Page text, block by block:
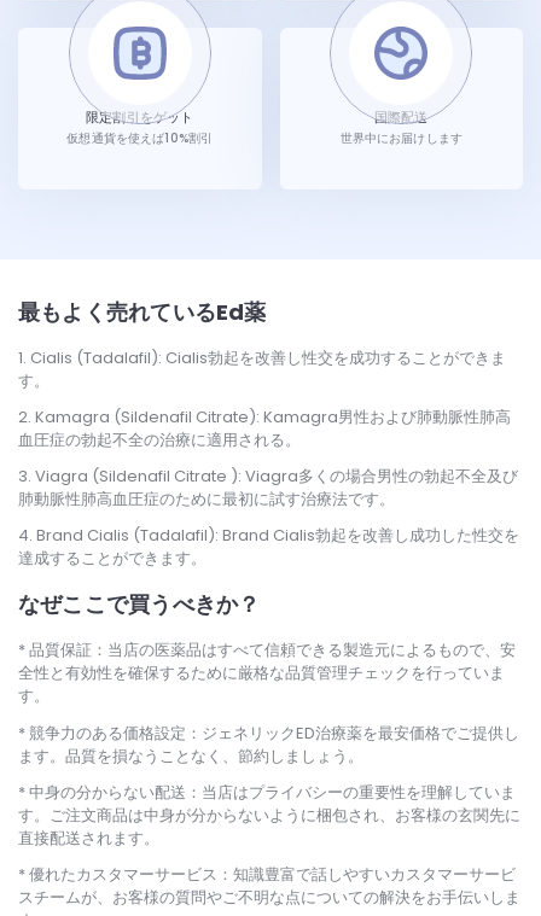
限定割引をゲット
仮想通貨を使えば10%割引
国際配送
世界中にお届けします
最もよく売れているEd薬
Cialis (Tadalafil): Cialis勃起を改善し性交を成功することができま
す。
Kamagra (Sildenafil Citrate): Kamagra男性および肺動脈性肺高
血圧症の勃起不全の治療に適用される。
Viagra (Sildenafil Citrate ): Viagra多くの場合男性の勃起不全及び
肺動脈性肺高血圧症のために最初に試す治療法です。
Brand Cialis (Tadalafil): Brand Cialis勃起を改善し成功した性交を
達成することができます。
なぜここで買うべきか？
品質保証：当店の医薬品はすべて信頼できる製造元によるもので、安
全性と有効性を確保するために厳格な品質管理チェックを行っていま
す。
競争力のある価格設定：ジェネリックED治療薬を最安価格でご提供し
ます。品質を損なうことなく、節約しましょう。
中身の分からない配送：当店はプライバシーの重要性を理解していま
す。ご注文商品は中身が分からないように梱包され、お客様の玄関先に
直接配送されます。
優れたカスタマーサービス：知識豊富で話しやすいカスタマーサービ
スチームが、お客様の質問やご不明な点についての解決をお手伝いしま